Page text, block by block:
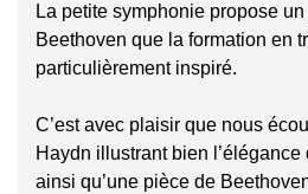
La petite symphonie propose
Beethoven que la formation en
particulièrement inspiré.
C’est avec plaisir que nous
Haydn illustrant bien
ainsi qu’une pièce de